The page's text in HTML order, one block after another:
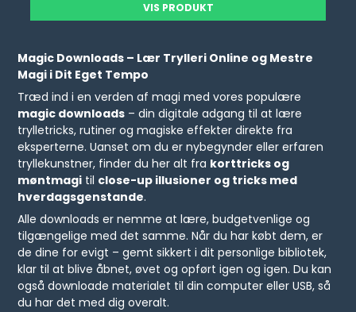
VIS PRODUKT
Magic Downloads – Lær Trylleri Online og Mestre
Magi i Dit Eget Tempo
Træd ind i en verden af magi med vores populære
magic downloads – din digitale adgang til at lære
trylletricks, rutiner og magiske effekter direkte fra
eksperterne. Uanset om du er nybegynder eller erfaren
tryllekunstner, finder du her alt fra korttricks og
møntmagi til close-up illusioner og tricks med
hverdagsgenstande.
Alle downloads er nemme at lære, budgetvenlige og
tilgængelige med det samme. Når du har købt dem, er
de dine for evigt – gemt sikkert i dit personlige bibliotek,
klar til at blive åbnet, øvet og opført igen og igen. Du kan
også downloade materialet til din computer eller USB, så
du har det med dig overalt.